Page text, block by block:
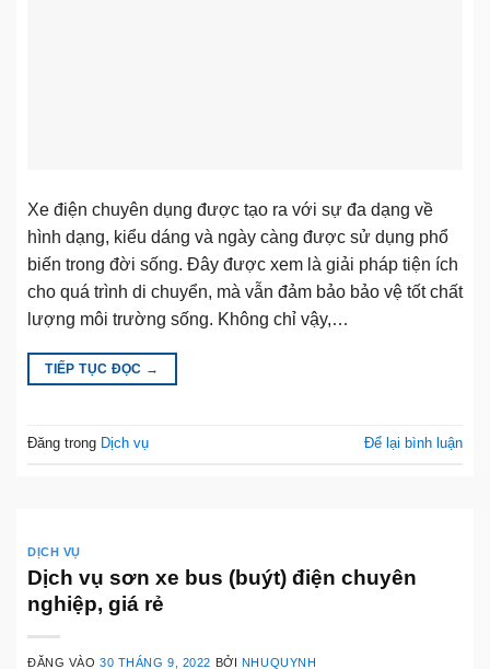
Xe điện chuyên dụng được tạo ra với sự đa dạng về
hình dạng, kiểu dáng và ngày càng được sử dụng phổ
biến trong đời sống. Đây được xem là giải pháp tiện ích
cho quá trình di chuyển, mà vẫn đảm bảo bảo vệ tốt chất
lượng môi trường sống. Không chỉ vậy,…
TIẾP TỤC ĐỌC →
Đăng trong Dịch vụ Để lại bình luận
DỊCH VỤ
Dịch vụ sơn xe bus (buýt) điện chuyên
nghiệp, giá rẻ
ĐĂNG VÀO30 THÁNG 9, 2022 BỞI NHUQUYNH